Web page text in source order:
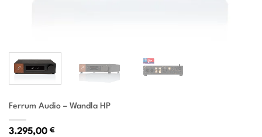
Ferrum Audio – Wandla HP
3.295,00 €